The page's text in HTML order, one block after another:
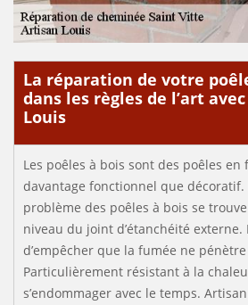
La réparation de votre
dans les règles de l’art
Louis
Les poêles à bois sont des poêles
davantage fonctionnel que
problème des poêles à bois se
niveau du joint d’étanchéité
d’empêcher que la fumée ne
Particulièrement résistant à la
s’endommager avec le temps.